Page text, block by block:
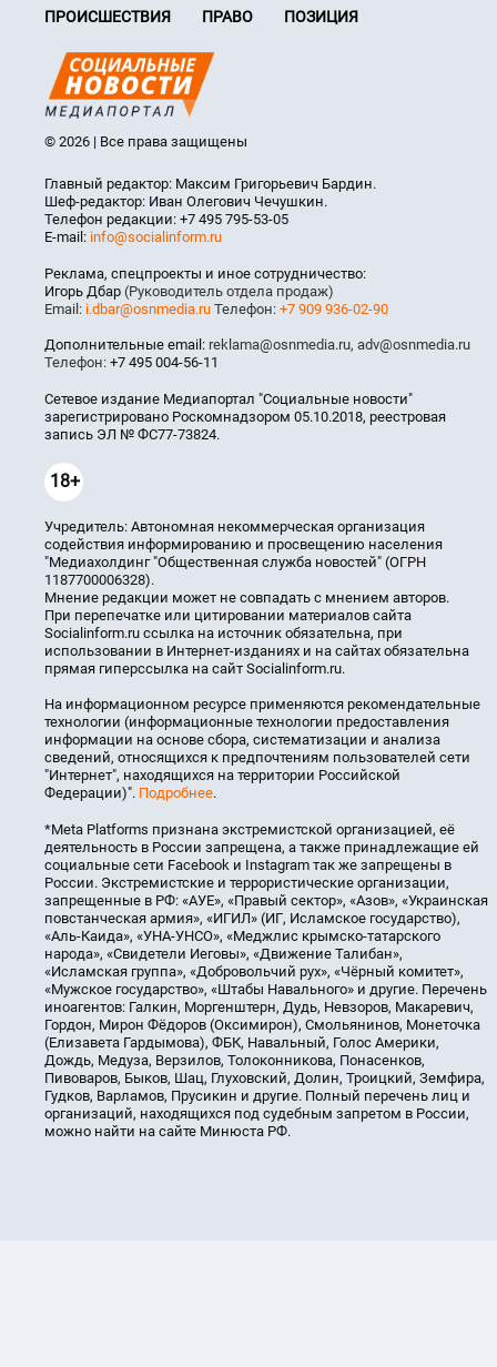
ПРОИСШЕСТВИЯ
ПРАВО ПОЗИЦИЯ
© 2026 | Все права защищены
Главный редактор: Максим Григорьевич Бардин.
Шеф-редактор: Иван Олегович Чечушкин.
Телефон редакции: +7 495 795-53-05
E-mail: info@socialinform.ru
Реклама, спецпроекты и иное сотрудничество:
Игорь Дбар (Руководитель отдела продаж)
Email: i.dbar@osnmedia.ru Телефон: +7 909 936-02-90
Дополнительные email: reklama@osnmedia.ru, adv@osnmedia.ru
Телефон: +7 495 004-56-11
Сетевое издание Медиапортал "Социальные новости"
зарегистрировано Роскомнадзором 05.10.2018, реестровая
запись ЭЛ № ФС77-73824.
18+
Учредитель: Автономная некоммерческая организация
содействия информированию и просвещению населения
"Медиахолдинг "Общественная служба новостей" (ОГРН
1187700006328).
Мнение редакции может не совпадать с мнением авторов.
При перепечатке или цитировании материалов сайта
Socialinform.ru ссылка на источник обязательна, при
использовании в Интернет-изданиях и на сайтах обязательна
прямая гиперссылка на сайт Socialinform.ru.
На информационном ресурсе применяются рекомендательные
технологии (информационные технологии предоставления
информации на основе сбора, систематизации и анализа
сведений, относящихся к предпочтениям пользователей сети
"Интернет", находящихся на территории Российской
Федерации)". Подробнее.
*Meta Platforms признана экстремистской организацией, её
деятельность в России запрещена, а также принадлежащие ей
социальные сети Facebook и Instagram так же запрещены в
России. Экстремистские и террористические организации,
запрещенные в РФ: «АУЕ», «Правый сектор», «Азов», «Украинская
повстанческая армия», «ИГИЛ» (ИГ, Исламское государство),
«Аль-Каида», «УНА-УНСО», «Меджлис крымско-татарского
народа», «Свидетели Иеговы», «Движение Талибан»,
«Исламская группа», «Добровольчий рух», «Чёрный комитет»,
«Мужское государство», «Штабы Навального» и другие. Перечень
иноагентов: Галкин, Моргенштерн, Дудь, Невзоров, Макаревич,
Гордон, Мирон Фёдоров (Оксимирон), Смольянинов, Монеточка
(Елизавета Гардымова), ФБК, Навальный, Голос Америки,
Дождь, Медуза, Верзилов, Толоконникова, Понасенков,
Пивоваров, Быков, Шац, Глуховский, Долин, Троицкий, Земфира,
Гудков, Варламов, Прусикин и другие. Полный перечень лиц и
организаций, находящихся под судебным запретом в России,
можно найти на сайте Минюста РФ.